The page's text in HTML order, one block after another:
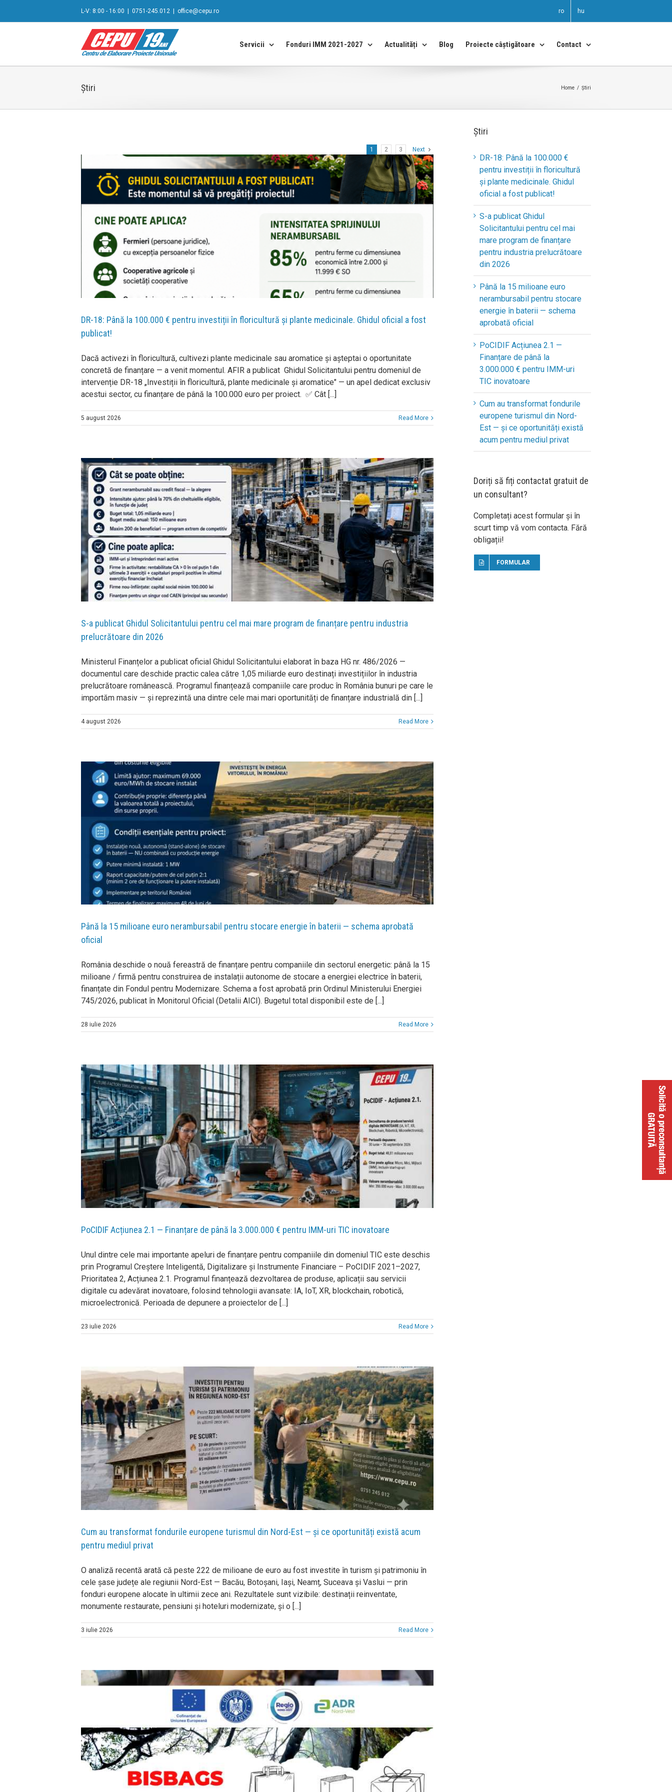
L-V: 8:00 - 16:00 0751-245.012 office@cepu.ro ro hu
Servicii Fonduri IMM 2021-2027 Actualități Blog Proiecte câștigătoare Contact
Știri Home / Știri
1 2 3 Next
DR-18: Până la 100.000 € pentru investiții în floricultură și plante medicinale. Ghidul oficial a fost
publicat!
Dacă activezi în floricultură, cultivezi plante medicinale sau aromatice și așteptai o oportunitate
concretă de finanțare — a venit momentul. AFIR a publicat Ghidul Solicitantului pentru domeniul de
intervenție DR-18 „Investiții în floricultură, plante medicinale și aromatice" — un apel dedicat exclusiv
acestui sector, cu finanțare de până la 100.000 euro per proiect. ✅ Cât [...]
5 august 2026 Read More
S-a publicat Ghidul Solicitantului pentru cel mai mare program de finanțare pentru industria
prelucrătoare din 2026
Ministerul Finanțelor a publicat oficial Ghidul Solicitantului elaborat în baza HG nr. 486/2026 —
documentul care deschide practic calea către 1,05 miliarde euro destinați investițiilor în industria
prelucrătoare românească. Programul finanțează companiile care produc în România bunuri pe care le
importăm masiv — și reprezintă una dintre cele mai mari oportunități de finanțare industrială din [...]
4 august 2026 Read More
Până la 15 milioane euro nerambursabil pentru stocare energie în baterii — schema aprobată
oficial
România deschide o nouă fereastră de finanțare pentru companiile din sectorul energetic: până la 15
milioane / firmă pentru construirea de instalații autonome de stocare a energiei electrice în baterii,
finanțate din Fondul pentru Modernizare. Schema a fost aprobată prin Ordinul Ministerului Energiei
745/2026, publicat în Monitorul Oficial (Detalii AICI). Bugetul total disponibil este de [...]
28 iulie 2026 Read More
PoCIDIF Acțiunea 2.1 — Finanțare de până la 3.000.000 € pentru IMM-uri TIC inovatoare
Unul dintre cele mai importante apeluri de finanțare pentru companiile din domeniul TIC este deschis
prin Programul Creștere Inteligentă, Digitalizare și Instrumente Financiare – PoCIDIF 2021–2027,
Prioritatea 2, Acțiunea 2.1. Programul finanțează dezvoltarea de produse, aplicații sau servicii
digitale cu adevărat inovatoare, folosind tehnologii avansate: IA, IoT, XR, blockchain, robotică,
microelectronică. Perioada de depunere a proiectelor de [...]
23 iulie 2026 Read More
Cum au transformat fondurile europene turismul din Nord-Est — și ce oportunități există acum
pentru mediul privat
O analiză recentă arată că peste 222 de milioane de euro au fost investite în turism și patrimoniu în
cele șase județe ale regiunii Nord-Est — Bacău, Botoșani, Iași, Neamț, Suceava și Vaslui — prin
fonduri europene alocate în ultimii zece ani. Rezultatele sunt vizibile: destinații reinventate,
monumente restaurate, pensiuni și hoteluri modernizate, și o [...]
3 iulie 2026 Read More
Știri
DR-18: Până la 100.000 €
pentru investiții în floricultură
și plante medicinale. Ghidul
oficial a fost publicat!
S-a publicat Ghidul
Solicitantului pentru cel mai
mare program de finanțare
pentru industria prelucrătoare
din 2026
Până la 15 milioane euro
nerambursabil pentru stocare
energie în baterii — schema
aprobată oficial
PoCIDIF Acțiunea 2.1 —
Finanțare de până la
3.000.000 € pentru IMM-uri
TIC inovatoare
Cum au transformat fondurile
europene turismul din Nord-
Est — și ce oportunități există
acum pentru mediul privat
Doriți să fiți contactat gratuit de
un consultant?
Completați acest formular și în
scurt timp vă vom contacta. Fără
obligații!
FORMULAR